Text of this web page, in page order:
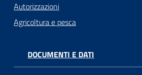
Autorizzazioni
Agricoltura e pesca
DOCUMENTI E DATI